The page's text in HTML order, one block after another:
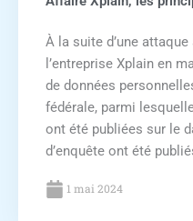
À la suite d’une
l’entreprise Xplain en
de données
fédérale, parmi
ont été publiées sur le
d’enquête ont été
1 mai 2024